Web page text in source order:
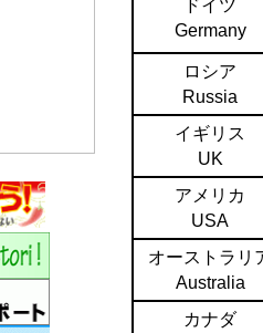
ドイツ
Germany
ロシア
Russia
イギリス
UK
アメリカ
USA
オーストラリ
Australia
カナダ